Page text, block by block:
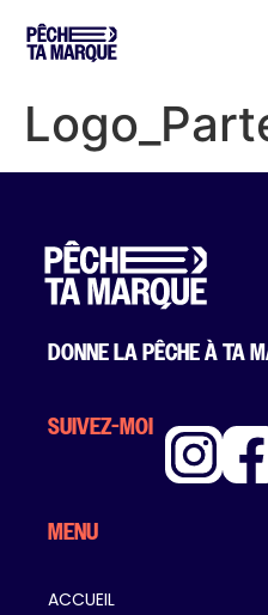
DONNE LA PÊCHE À TA
MENU
ACCUEIL
SUIVEZ-MOI